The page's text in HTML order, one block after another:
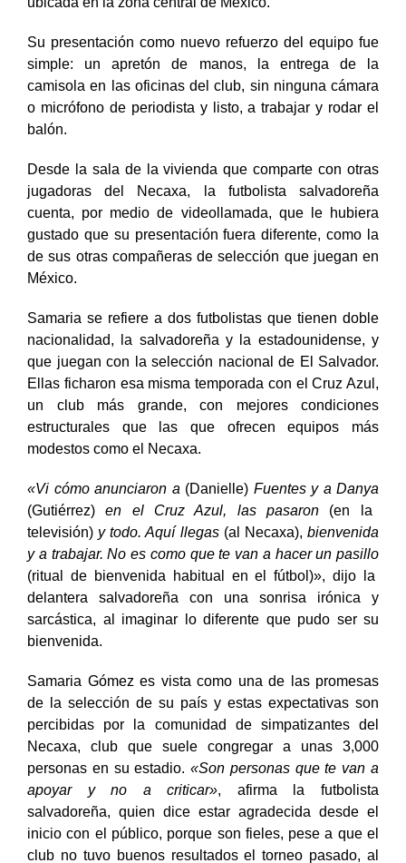
en el Estadio Victoria de Aguascalientes, una ciudad
ubicada en la zona central de México.
Su presentación como nuevo refuerzo del equipo fue
simple: un apretón de manos, la entrega de la
camisola en las oficinas del club, sin ninguna cámara
o micrófono de periodista y listo,
balón.
Desde la sala de la vivienda que comparte con otras
jugadoras del Necaxa, la futbolista salvadoreña
cuenta, por medio de videollamada, que le hubiera
gustado que su presentación fuera diferente, como la
de sus otras compañeras de selección que juegan en
México.
Samaria se refiere a dos futbolistas que tienen doble
nacionalidad, la salvadoreña y la estadounidense, y
que juegan con la selección nacional de El Salvador.
Ellas ficharon esa misma temporada con el Cruz Azul,
un club más grande, con mejores condiciones
estructurales que las que ofrecen equipos más
modestos como el Necaxa.
«Vi cómo anunciaron a (Danielle)Fuentes y a Danya
(Gutiérrez) en el Cruz Azul, las pasaron(en la
televisión)y todo. Aquí llegas(al Necaxa),bienvenida
y a trabajar. No es como que te van a hacer un pasillo
(ritual de bienvenida habitual en el fútbol)», dijo la
delantera salvadoreña con una sonrisa irónica y
sarcástica, al imaginar lo diferente que pudo ser su
bienvenida.
Samaria Gómez es vista como una de las promesas
de la selección de su país y estas expectativas son
percibidas por la comunidad de simpatizantes del
Necaxa, club que suele congregar a unas 3,000
personas en su estadio.«Son personas que te van a
apoyar y no a criticar», afirma la futbolista
salvadoreña, quien dice estar agradecida desde el